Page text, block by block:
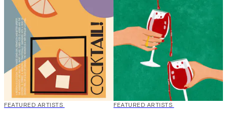
FEATURED ARTISTS FEATURED ARTISTS